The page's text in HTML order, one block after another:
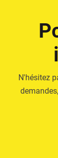
N'hésitez